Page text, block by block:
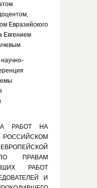
Евразийского
Евгением
РАБОТ НА
ПРАВАМ
РАБОТ
И